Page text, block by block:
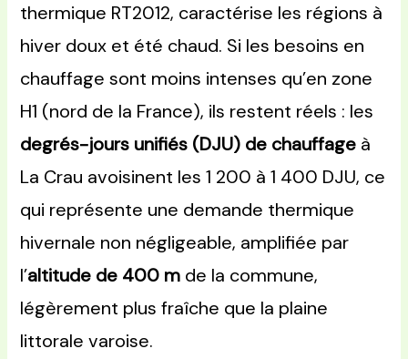
thermique RT2012, caractérise les régions à
hiver doux et été chaud. Si les besoins en
chauffage sont moins intenses qu’en zone
H1 (nord de la France), ils restent réels : les
degrés-jours unifiés (DJU) de chauffage à
La Crau avoisinent les 1 200 à 1 400 DJU, ce
qui représente une demande thermique
hivernale non négligeable, amplifiée par
l’altitude de 400 m de la commune,
légèrement plus fraîche que la plaine
littorale varoise.